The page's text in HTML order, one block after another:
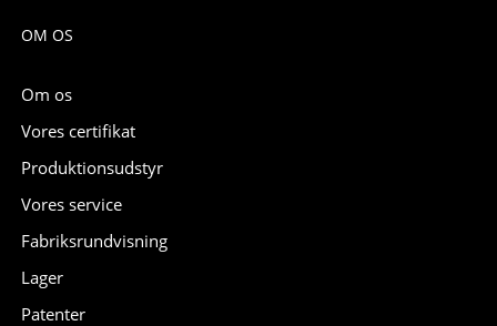
OM OS
Om os
Vores certifikat
Produktionsudstyr
Vores service
Fabriksrundvisning
Lager
Patenter